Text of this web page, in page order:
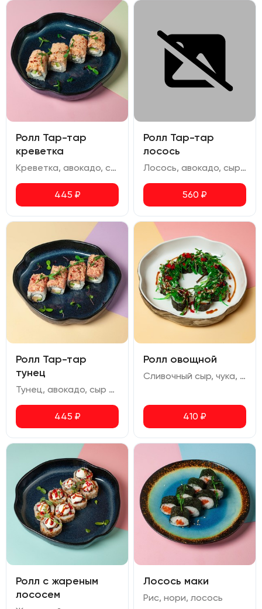
Ролл Тар-тар
креветка
Креветка, авокадо, сыр сливочный, омлет, соус спайси, перец чили сушеный
445 ₽
Ролл Тар-тар
лосось
Лосось, авокадо, сыр сливочный, омлет, соус спайси, перец чили сушеный
560 ₽
Ролл Тар-тар
тунец
Тунец, авокадо, сыр сливочный, омлет, соус спайси, перец чили сушеный
445 ₽
Ролл овощной
Сливочный сыр, чука, перец болгарский, авокадо, огурец, помидор черри, икра масаго, ореховый соус, соус терияки
410 ₽
Ролл с жареным
лососем
Лосось маки
Рис, нори, лосось